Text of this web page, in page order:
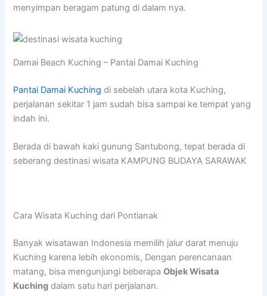
menyimpan beragam patung di dalam nya.
Damai Beach Kuching – Pantai Damai Kuching
Pantai Damai Kuching di sebelah utara kota Kuching,
perjalanan sekitar 1 jam sudah bisa sampai ke tempat yang
indah ini.
Berada di bawah kaki gunung Santubong, tepat berada di
seberang destinasi wisata KAMPUNG BUDAYA SARAWAK
Cara Wisata Kuching dari Pontianak
Banyak wisatawan Indonesia memilih jalur darat menuju
Kuching karena lebih ekonomis, Dengan perencanaan
matang, bisa mengunjungi beberapaObjek Wisata
Kuching dalam satu hari perjalanan.